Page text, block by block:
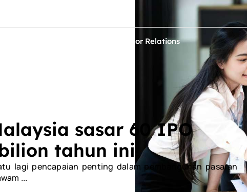
Investor Relations
sasar 60 IPO
tahun ini
lagi pencapaian penting dalam pembangunan pasaran
...